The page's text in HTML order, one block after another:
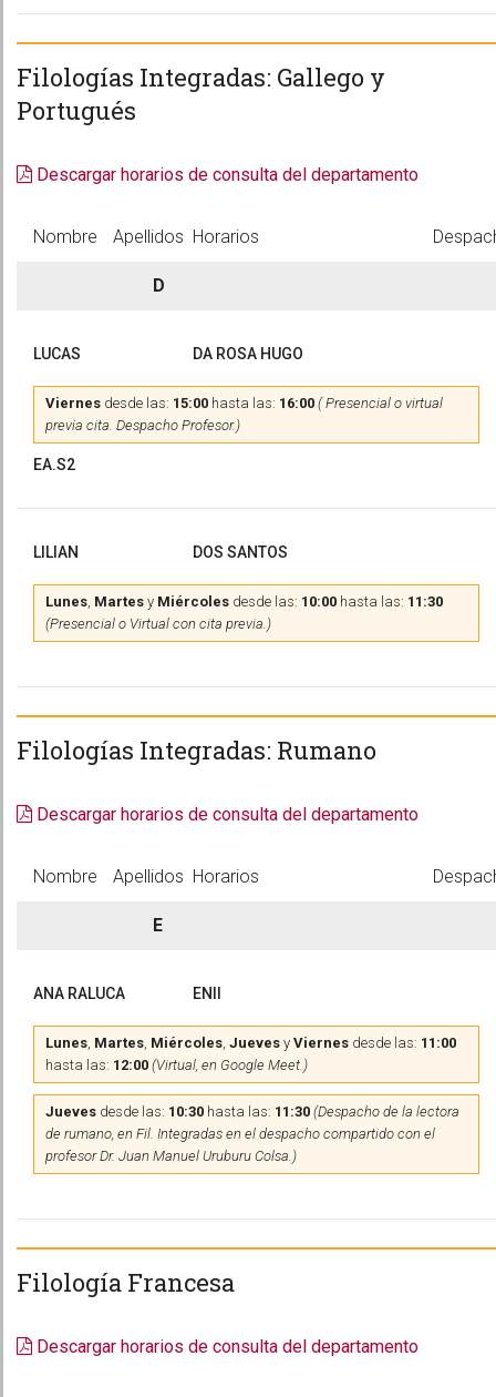
Filologías Integradas: Gallego y
Portugués
Descargar horarios de consulta del departamento
Nombre Apellidos Horarios
D
LUCAS DA ROSA HUGO
Viernes desde las: 15:00 hasta las: 16:00 ( Presencial o virtual
previa cita. Despacho Profesor.)
EA.S2
LILIAN DOS SANTOS
Lunes, Martes y Miércoles desde las: 10:00 hasta las: 11:30
(Presencial o Virtual con cita previa.)
Filologías Integradas: Rumano
Descargar horarios de consulta del departamento
Nombre Apellidos Horarios
E
ANA RALUCA ENII
Lunes, Martes, Miércoles, Jueves y Viernes desde las: 11:00
hasta las: 12:00 (Virtual, en Google Meet.)
Jueves desde las: 10:30 hasta las: 11:30 (Despacho de la lectora
de rumano, en Fil. Integradas en el despacho compartido con el
profesor Dr. Juan Manuel Uruburu Colsa.)
Filología Francesa
Descargar horarios de consulta del departamento